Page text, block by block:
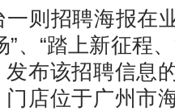
则招聘海报在
”、“踏上新征程
布该招聘信息
店位于广州市